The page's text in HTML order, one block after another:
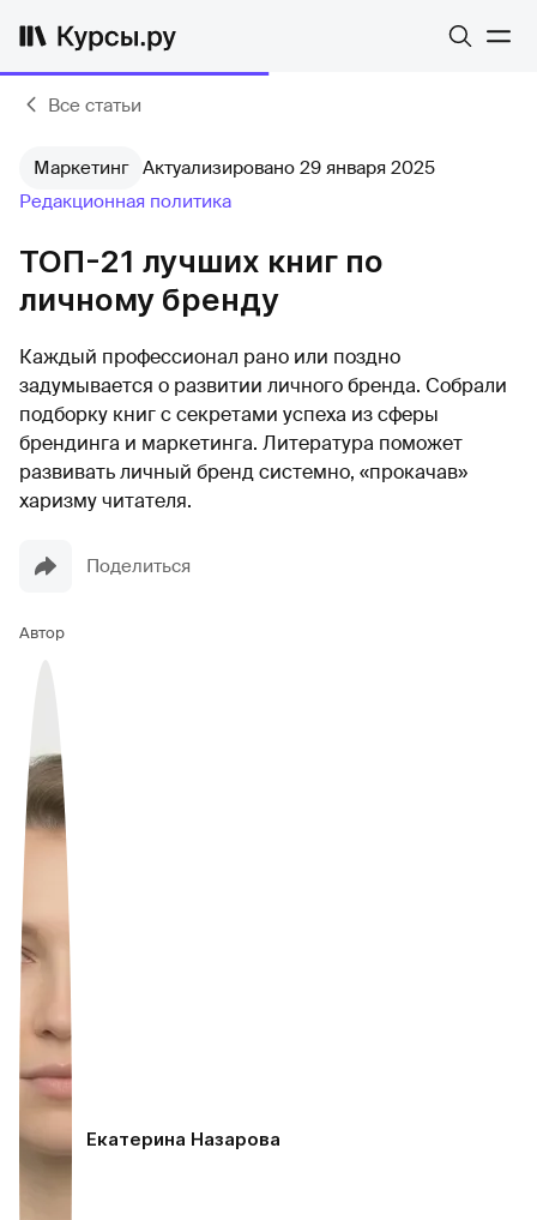
Все статьи
Маркетинг Актуализировано 29 января 2025
Редакционная политика
ТОП-21 лучших книг по
личному бренду
Каждый профессионал рано или поздно
задумывается о развитии личного бренда. Собрали
подборку книг с секретами успеха из сферы
брендинга и маркетинга. Литература поможет
развивать личный бренд системно, «прокачав»
харизму читателя.
Поделиться
Автор
Екатерина Назарова